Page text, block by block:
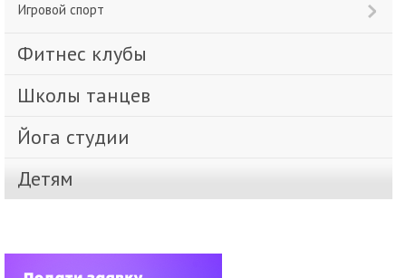
Игровой спорт
Фитнес клубы
Школы танцев
Йога студии
Детям